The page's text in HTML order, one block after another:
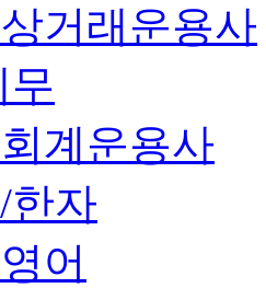
거래운용사
무
계운용사
한자
어